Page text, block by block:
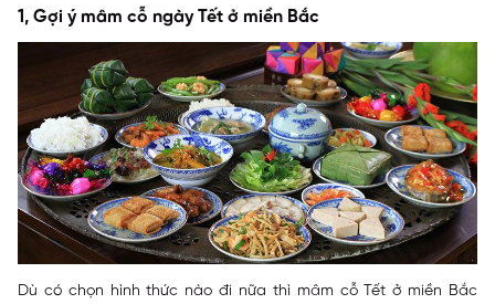
1, Gợi ý mâm cỗ ngày Tết ở miền Bắc
Dù có chọn hình thức nào đi nữa thì mâm cỗ Tết ở miền Bắc